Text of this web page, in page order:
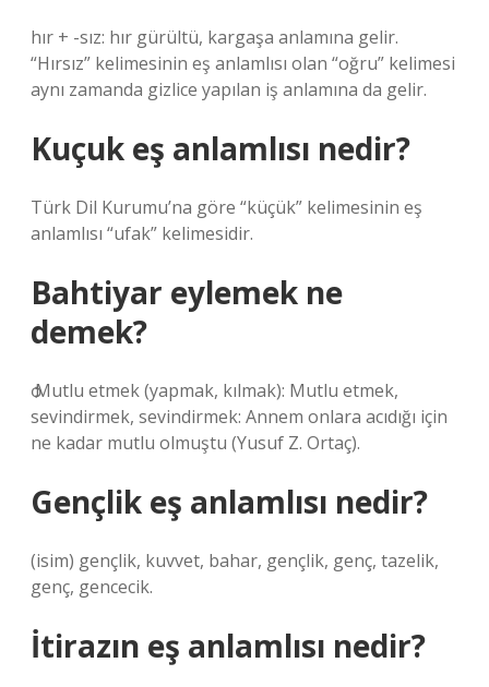
hır + -sız: hır gürültü, kargaşa anlamına gelir.
“Hırsız” kelimesinin eş anlamlısı olan “oğru” kelimesi
aynı zamanda gizlice yapılan iş anlamına da gelir.
Kuçuk eş anlamlısı nedir?
Türk Dil Kurumu’na göre “küçük” kelimesinin eş
anlamlısı “ufak” kelimesidir.
Bahtiyar eylemek ne
demek?
ѻ Mutlu etmek (yapmak, kılmak): Mutlu etmek,
sevindirmek, sevindirmek: Annem onlara acıdığı için
ne kadar mutlu olmuştu (Yusuf Z. Ortaç).
Gençlik eş anlamlısı nedir?
(isim) gençlik, kuvvet, bahar, gençlik, genç, tazelik,
genç, gencecik.
İtirazın eş anlamlısı nedir?